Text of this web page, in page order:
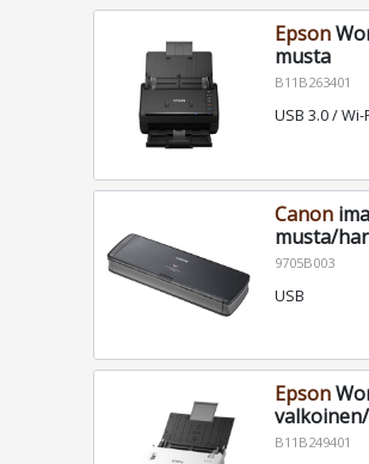
Epson
musta
B11B263401
USB 3.0 / Wi-
Canon
musta/
9705B003
USB
Epson
B11B249401